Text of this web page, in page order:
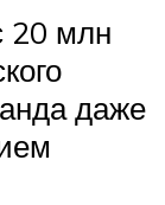
20 млн
даже